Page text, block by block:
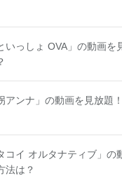
いっしょ OVA」の動画を
アンナ」の動画を見放題
コイ オルタナティブ」の
法は？